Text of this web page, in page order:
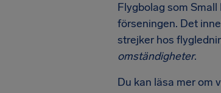
Flygbolag som
förseningen. Det
strejker hos
omständigheter.
Du kan läsa mer om